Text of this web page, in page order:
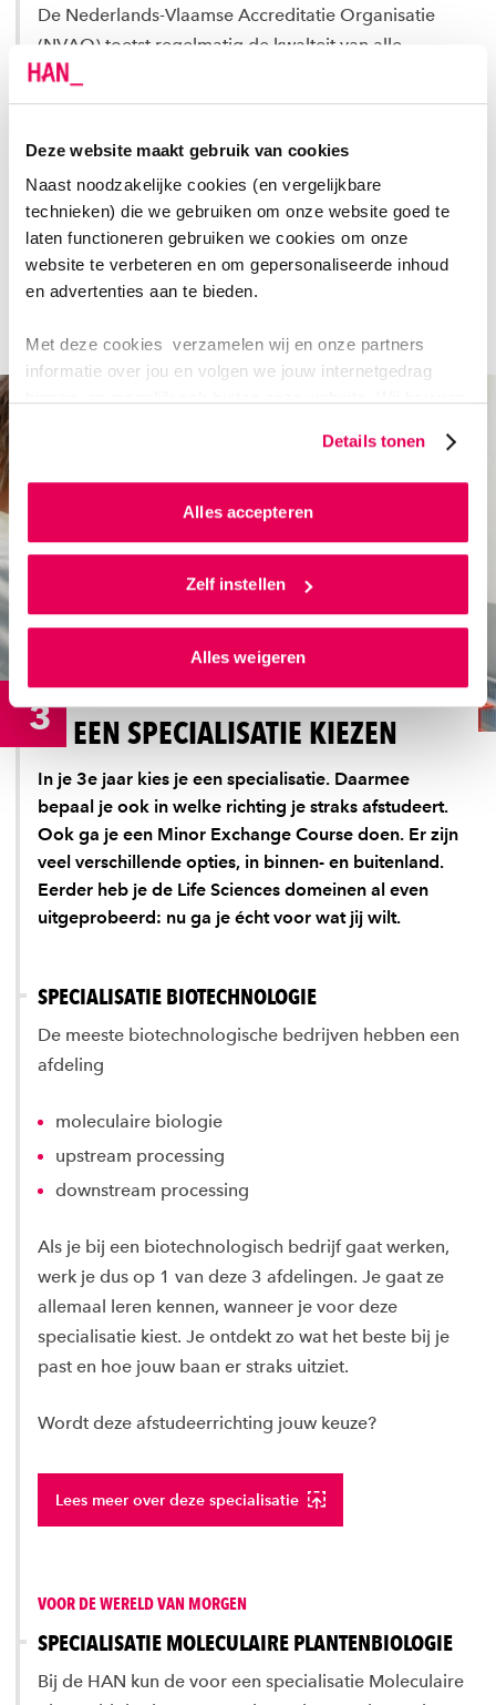
Deze website maakt gebruik van cookies
Naast noodzakelijke cookies (en vergelijkbare
technieken) die we gebruiken om onze website goed te
laten functioneren gebruiken we cookies om onze
website te verbeteren en om gepersonaliseerde inhoud
en advertenties aan te bieden.
Met deze cookies verzamelen wij en onze partners
informatie over jou en volgen we jouw internetgedrag
website en communicatie aan op jouw voorkeuren. Ook
van jouw internetgedrag.
Als je op ‘Alles accepteren’ klikt dan geef je ons
toestemming om cookies voor social media en
gepersonaliseerde advertenties te plaatsen. Lees
cookiestatement. Via ‘Zelf instellen’ kun je ook zelf
instellen welke cookies we plaatsen. Je kunt je
toestemming altijd wijzigen of intrekken via
onscookiestatement.
Details tonen
Alles accepteren
Zelf instellen
Alles weigeren
De Nederlands-Vlaamse Accreditatie Organisatie
(NVAO) toetst regelmatig de kwalteit van alle
bacheloropleidingen in Nederland en
Vlaanderen. Het expertoordeel van de NVAO voor
die deze opleiding hebben gevolgd, zijn goed
voorbereid om internationaal aan de slag te gaan.
Life Sciences aan de HAN heeft daarom het
Bijzonder kenmerk Internationalisering gekregen.
Daar zijn we blij mee.
EEN SPECIALISATIE KIEZEN
In je 3e jaar kies je een specialisatie. Daarmee
bepaal je ook in welke richting je straks afstudeert.
Ook ga je een Minor Exchange Course doen. Er zijn
veel verschillende opties, in binnen- en buitenland.
Eerder heb je de Life Sciences domeinen al even
uitgeprobeerd: nu ga je écht voor wat jij wilt.
3
SPECIALISATIE BIOTECHNOLOGIE
De meeste biotechnologische bedrijven hebben een
afdeling
moleculaire biologie
upstream processing
downstream processing
Als je bij een biotechnologisch bedrijf gaat werken,
werk je dus op 1 van deze 3 afdelingen. Je gaat ze
allemaal leren kennen, wanneer je voor deze
specialisatie kiest. Je ontdekt zo wat het beste bij je
past en hoe jouw baan er straks uitziet.
Wordt deze afstudeerrichting jouw keuze?
Lees meer over deze specialisatie
VOOR DE WERELD VAN MORGEN
SPECIALISATIE MOLECULAIRE PLANTENBIOLOGIE
Bij de HAN kun de voor een specialisatie Moleculaire